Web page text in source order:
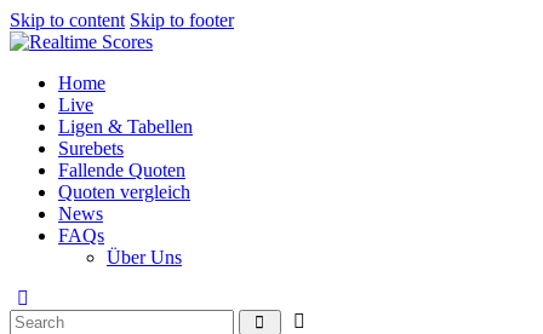
Skip to content Skip to footer
Home
Live
Ligen & Tabellen
Surebets
Fallende Quoten
Quoten vergleich
News
FAQs
Über Uns